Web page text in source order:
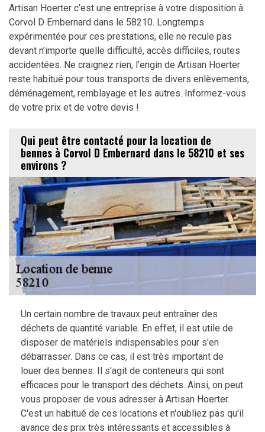
Artisan Hoerter c’est une entreprise à votre disposition à
Corvol D Embernard dans le 58210. Longtemps
expérimentée pour ces prestations, elle ne recule pas
devant n’importe quelle difficulté, accès difficiles, routes
accidentées. Ne craignez rien, l’engin de Artisan Hoerter
reste habitué pour tous transports de divers enlèvements,
déménagement, remblayage et les autres. Informez-vous
de votre prix et de votre devis !
Qui peut être contacté pour la location de
bennes à Corvol D Embernard dans le 58210 et ses
environs ?
Un certain nombre de travaux peut entraîner des
déchets de quantité variable. En effet, il est utile de
disposer de matériels indispensables pour s'en
débarrasser. Dans ce cas, il est très important de
louer des bennes. Il s'agit de conteneurs qui sont
efficaces pour le transport des déchets. Ainsi, on peut
vous proposer de vous adresser à Artisan Hoerter.
C'est un habitué de ces locations et n'oubliez pas qu'il
avance des prix très intéressants et accessibles à